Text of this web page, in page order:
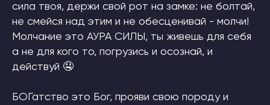
сила твоя, держи свой рот на замке: не болтай,
не смейся над этим и не обесценивай - молчи!
Молчание это АУРА СИЛЫ, ты живешь для себя
а не для кого то, погрузись и осознай, и
действуй 🤤
БОГатство это Бог, прояви свою породу и